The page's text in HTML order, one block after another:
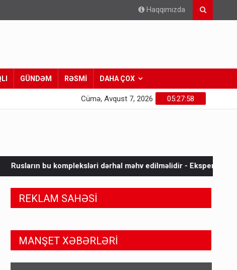
Haqqımızda
GÜNDƏM RƏSMİ DAHA ÇOX
05:28:00
Cümə, Avqust 7, 2026
dərhal məhv edilməlidir - Ekspert Kəlbəcərlilər
REKLAM SAHƏSİ
MANŞET XƏBƏRLƏRİ